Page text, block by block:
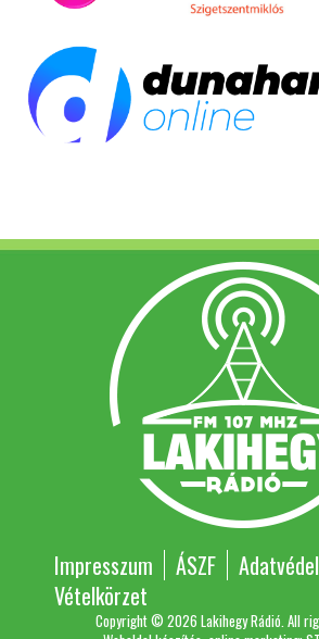
Impresszum ÁSZF
Vételkörzet
Copyright © 2026 Lakihegy Rádió. All